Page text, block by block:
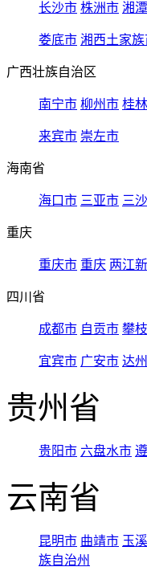
长沙市 株洲市 湘
娄底市 湘西土家族
广西壮族自治区
南宁市 柳州市 桂
来宾市 崇左市
海南省
海口市 三亚市 三
重庆
重庆市 重庆 两江
四川省
成都市 自贡市 攀
宜宾市 广安市 达
贵州省
贵阳市 六盘水市
云南省
昆明市 曲靖市 玉
族自治州